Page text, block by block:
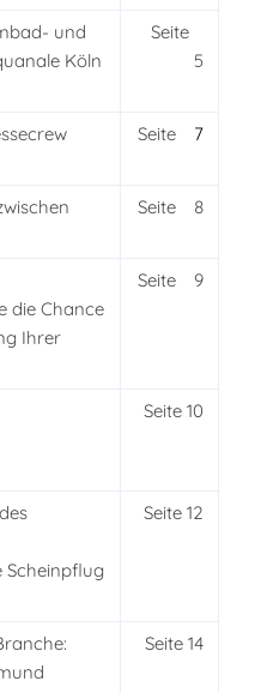
und
Köln
Seite
5
Seite 7
Seite 8
die Chance
Ihrer
Seite 9
Seite 10
Scheinpflug
Seite 12
Seite 14